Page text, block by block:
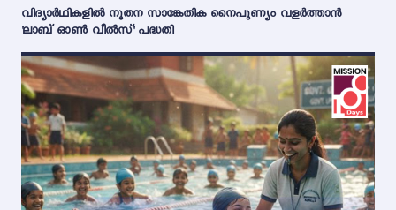
വിദ്യാർഥികളിൽ നൂതന സാങ്കേതിക നൈപുണ്യം വളർത്താൻ
'ലാബ് ഓൺ വീൽസ്' പദ്ധതി